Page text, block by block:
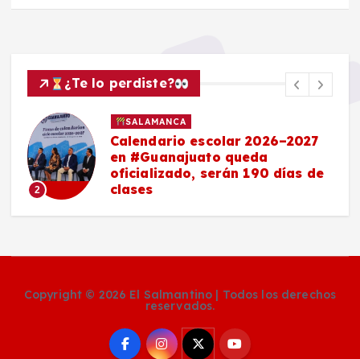
¿Te lo perdiste?
2
SALAMANCA
Calendario escolar 2026–2027
en #Guanajuato queda
oficializado, serán 190 días de
clases
Copyright © 2026 El Salmantino | Todos los derechos
reservados.